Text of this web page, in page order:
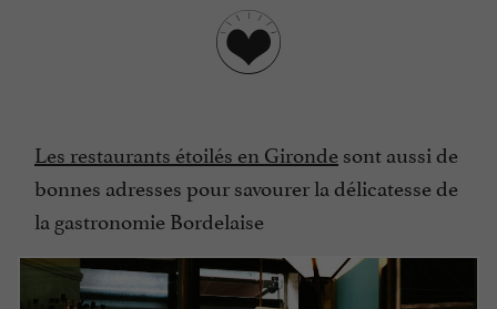
Les restaurants étoilés en Girondesont aussi de
bonnes adresses pour savourer la délicatesse de
la gastronomie Bordelaise